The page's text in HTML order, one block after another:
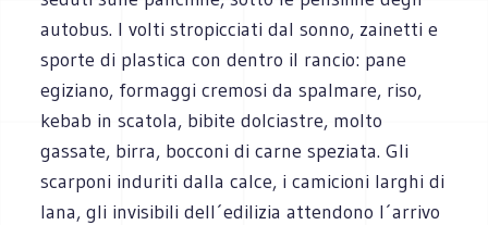
autobus. I volti stropicciati dal sonno, zainetti e
sporte di plastica con dentro il rancio: pane
egiziano, formaggi cremosi da spalmare, riso,
kebab in scatola, bibite dolciastre, molto
gassate, birra, bocconi di carne speziata. Gli
scarponi induriti dalla calce, i camicioni larghi di
lana, gli invisibili dell´edilizia attendono l´arrivo